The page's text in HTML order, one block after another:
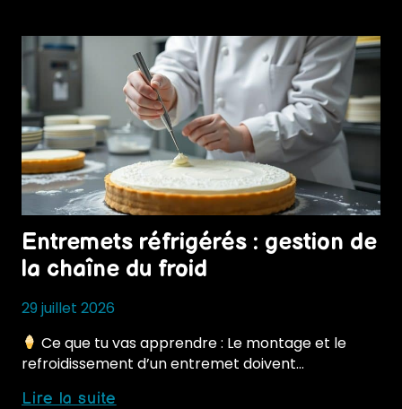
existante
points
de
vigilance
Entremets réfrigérés : gestion de
la chaîne du froid
29 juillet 2026
Ce que tu vas apprendre : Le montage et le
refroidissement d’un entremet doivent…
Lire la suite